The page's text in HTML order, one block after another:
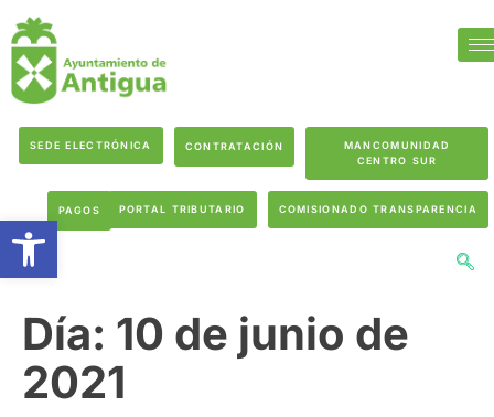
SEDE ELECTRÓNICA CONTRATACIÓN
MANCOMUNIDAD
CENTRO SUR
PAGOS PORTAL TRIBUTARIO COMISIONADO TRANSPARENCIA
Día: 10 de junio de
2021
Abrir barra de herramientas